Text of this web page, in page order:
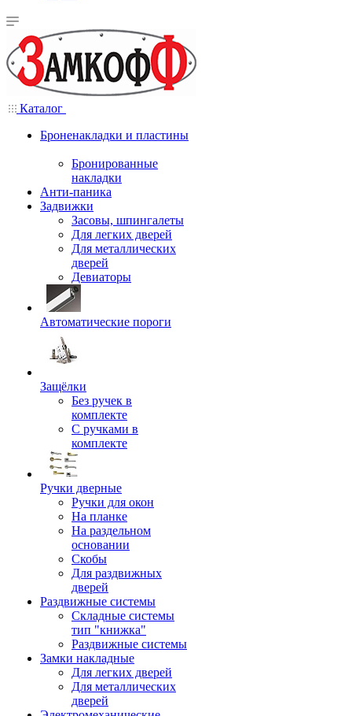
Каталог
Броненакладки и пластины
Бронированные
накладки
Анти-паника
Задвижки
Засовы, шпингалеты
Для легких дверей
Для металлических
дверей
Девиаторы
Автоматические пороги
Защёлки
Без ручек в
комплекте
С ручками в
комплекте
Ручки дверные
Ручки для окон
На планке
На раздельном
основании
Скобы
Для раздвижных
дверей
Раздвижные системы
Складные системы
тип "книжка"
Раздвижные системы
Замки накладные
Для легких дверей
Для металлических
дверей